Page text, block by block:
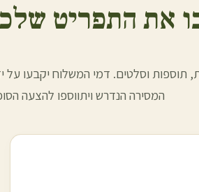
את התפריט
תוספות וסלטים. דמי המשלוח יקבעו על
המסירה הנדרש ויתווספו להצעה